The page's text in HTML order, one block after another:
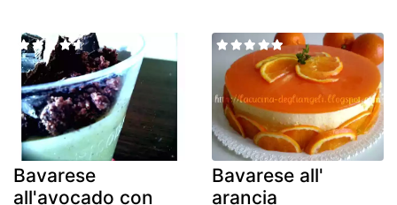
Bavarese
all'avocado con
Bavarese all'
arancia